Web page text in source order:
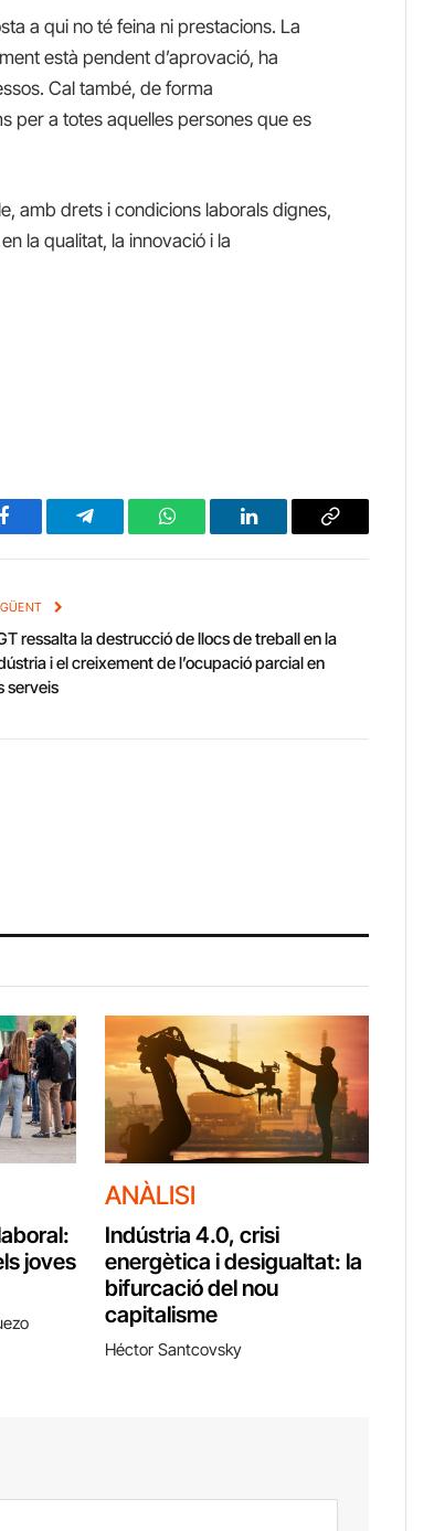
a qui no té feina ni prestacions. La
està pendent d’aprovació, ha
Cal també, de forma
per a totes aquelles persones que es
amb drets i condicions laborals dignes,
la qualitat, la innovació i la
Facebook Telegram WhatsAppLinkedIn Copy
ressalta la destrucció de llocs de treball en la
i el creixement de l’ocupació parcial en
serveis
joves
ANÀLISI
Indústria 4.0, crisi
energètica i desigualtat: la
bifurcació del nou
capitalisme
Héctor Santcovsky